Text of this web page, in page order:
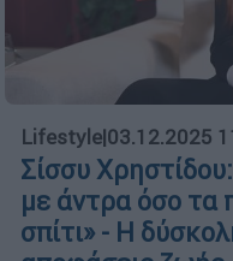
Lifestyle|03.12.2025
Σίσσυ
με άντρα όσο τα
σπίτι» - Η